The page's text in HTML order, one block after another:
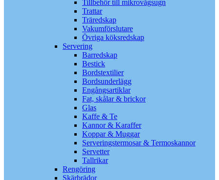
Tillbehör till mikrovågsugn
Trattar
Träredskap
Vakumförslutare
Övriga köksredskap
Servering
Barredskap
Bestick
Bordstextilier
Bordsunderlägg
Engångsartiklar
Fat, skålar & brickor
Glas
Kaffe & Te
Kannor & Karaffer
Koppar & Muggar
Serveringstermosar & Termoskannor
Servetter
Tallrikar
Rengöring
Skärbrädor